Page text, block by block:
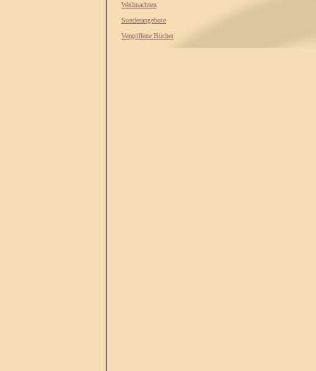
Weihnachten
Sonderangebote
Vergriffene Bücher